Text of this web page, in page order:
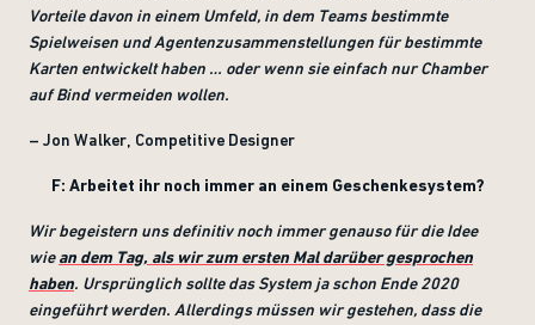
Vorteile davon in einem Umfeld, in dem Teams bestimmte
Spielweisen und Agentenzusammenstellungen für bestimmte
Karten entwickelt haben … oder wenn sie einfach nur Chamber
auf Bind vermeiden wollen.
– Jon Walker, Competitive Designer
F: Arbeitet ihr noch immer an einem Geschenkesystem?
Wir begeistern uns definitiv noch immer genauso für die Idee
wiean dem Tag, als wir zum ersten Mal darüber gesprochen
haben. Ursprünglich sollte das System ja schon Ende 2020
eingeführt werden. Allerdings müssen wir gestehen, dass die